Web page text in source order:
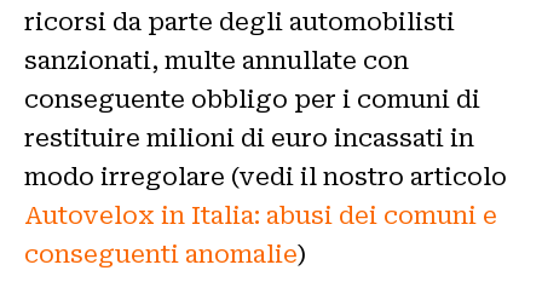
ricorsi da parte degli automobilisti
sanzionati, multe annullate con
conseguente obbligo per i comuni di
restituire milioni di euro incassati in
modo irregolare (vedi il nostro articolo
Autovelox in Italia: abusi dei comuni e
conseguenti anomalie)